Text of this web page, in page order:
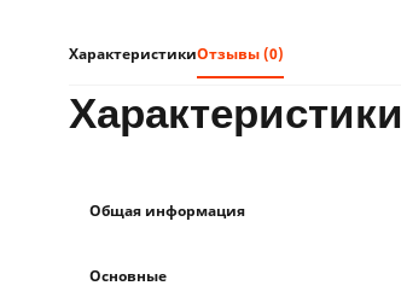
ХарактеристикиОтзывы (0)
характеристики
Общая информация
Основные